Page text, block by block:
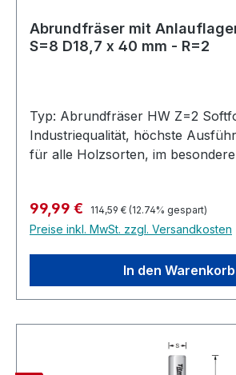
Abrundfräser mit
S=8 D18,7 x 40 mm - R=2
Typ: Abrundfräser HW Z=2 Softform
Industriequalität, höchste
für alle Holzsorten, im
mit Anlauflager, Hartmetall
Industrielle Nutzung. Höchste
Standzeit. Abrundfräser mit
auslaufenden Schneiden. Dies
sich Klebstoffreste zwischen
Temperaturen entstehen. Für
mit kleiner
kleinem Kugellager zum Einsatz
Verkaufspreis:
99,99 € Regulärer Preis:
114,59 € (12.74% gespart)
Preise inkl. MwSt. zzgl. Versandkosten
In den Warenkorb